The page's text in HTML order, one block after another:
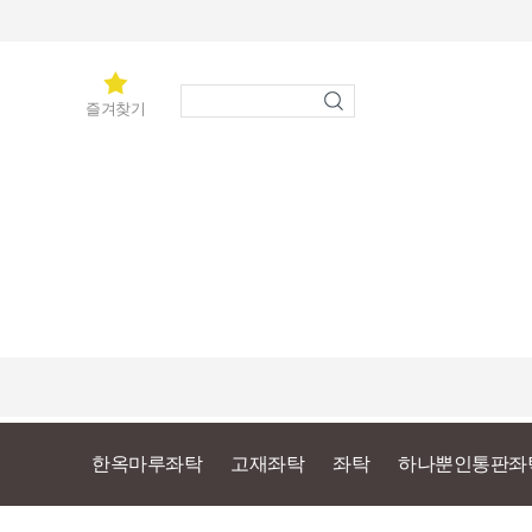
즐겨찾기
한옥마루좌탁 고재좌탁 좌탁 하나뿐인통판좌